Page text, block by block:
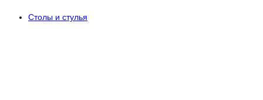
Столы и стулья